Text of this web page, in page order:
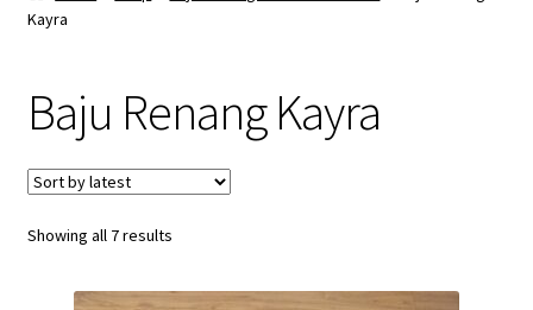
Baju Renang Muslimah
Baju Renang Lelaki
Baju Renang Muslimah Kanak2
Baju Renang Kayra
Kayra
Baju Renang Kayra
Showing all 7 results